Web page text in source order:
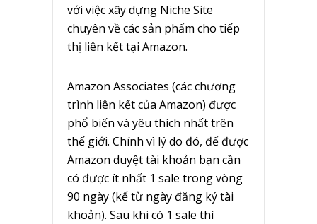
với việc xây dựng Niche Site
chuyên về các sản phẩm cho tiếp
thị liên kết tại Amazon.
Amazon Associates (các chương
trình liên kết của Amazon) được
phổ biến và yêu thích nhất trên
thế giới. Chính vì lý do đó, để được
Amazon duyệt tài khoản bạn cần
có được ít nhất 1 sale trong vòng
90 ngày (kể từ ngày đăng ký tài
khoản). Sau khi có 1 sale thì